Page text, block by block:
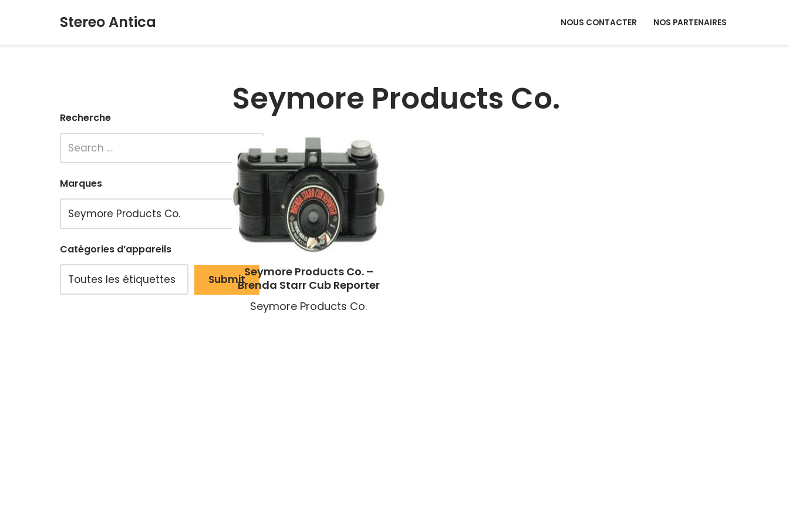
Stereo Antica NOUS CONTACTER NOS PARTENAIRES
Recherche
Marques
Catégories d’appareils
Seymore Products Co.
Seymore Products Co. –
Brenda Starr Cub Reporter
Seymore Products Co.